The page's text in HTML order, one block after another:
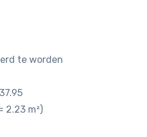
te worden
2.23 m²)